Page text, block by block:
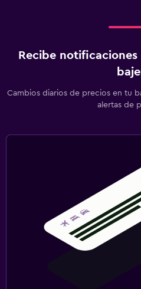
Recibe
Cambios diarios de precios en tu
alertas de